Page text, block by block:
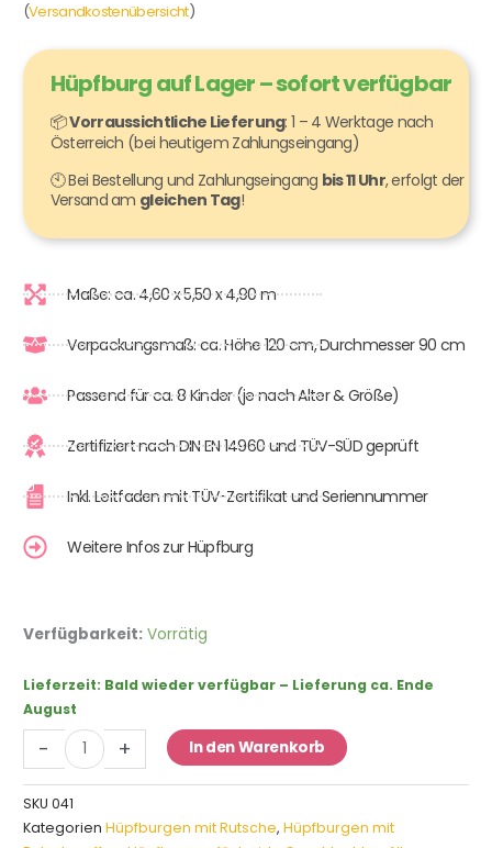
(Versandkostenübersicht)
Hüpfburg auf Lager – sofort verfügbar
📦Vorraussichtliche Lieferung: 1 – 4 Werktage nach
Österreich (bei heutigem Zahlungseingang)
🕙 Bei Bestellung und Zahlungseingang bis 11 Uhr, erfolgt der
Versand am gleichen Tag!
Maße: ca. 4,60 x 5,50 x 4,90 m
Verpackungsmaß: ca. Höhe 120 cm, Durchmesser 90 cm
Passend für ca. 8 Kinder (je nach Alter & Größe)
Zertifiziert nach DIN EN 14960 und TÜV-SÜD geprüft
Inkl. Leitfaden mit TÜV-Zertifikat und Seriennummer
Weitere Infos zur Hüpfburg
Verfügbarkeit: Vorrätig
Lieferzeit: Bald wieder verfügbar – Lieferung ca. Ende
August
-
Hüpfburg
mit
Rutsche
Menge
+ In den Warenkorb
SKU 041
Kategorien Hüpfburgen mit Rutsche, Hüpfburgen mit